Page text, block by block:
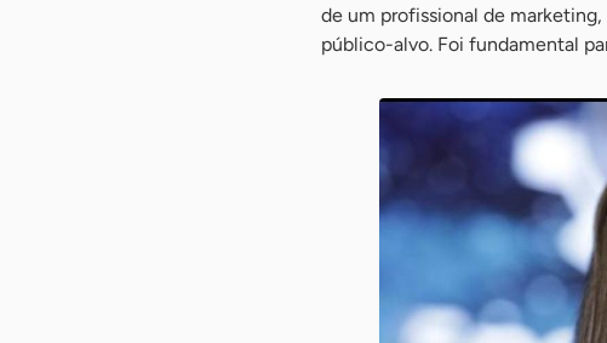
de um profissional de
público-alvo. Foi fundamental